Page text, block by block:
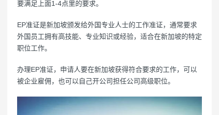
要满足上面1-4点里的要求。
EP准证是新加坡颁发给外国专业人士的工作准证，通常要求
外国员工拥有高技能、专业知识或经验，适合在新加坡的特定
职位工作。
办理EP准证，申请人要在新加坡获得符合要求的工作，可以
被企业雇佣，也可以自己开公司担任公司高级职位。